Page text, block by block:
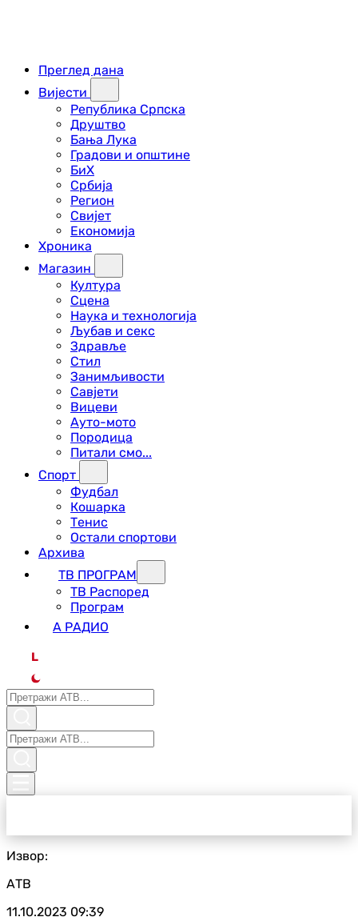
Преглед дана
Вијести
Република Српска
Друштво
Бања Лука
Градови и општине
БиХ
Србија
Регион
Свијет
Економија
Хроника
Магазин
Култура
Сцена
Наука и технологија
Љубав и секс
Здравље
Стил
Занимљивости
Савјети
Вицеви
Ауто-мото
Породица
Питали смо...
Спорт
Фудбал
Кошарка
Тенис
Остали спортови
Архива
ТВ ПРОГРАМ
ТВ Распоред
Програм
А РАДИО
L
Извор:
АТВ
11.10.2023 09:39